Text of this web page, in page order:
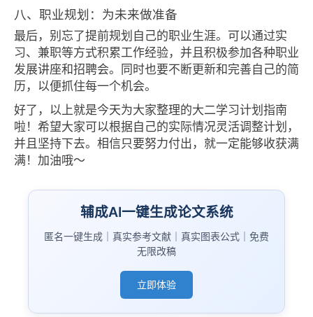
八、职业规划：为未来做准备
最后，别忘了提前规划自己的职业生涯。可以通过实
习、兼职等方式积累工作经验，并且积极参加各种职业
发展讲座和招聘会。同时也要不断更新和完善自己的简
历，以便抓住每一个机会。
好了，以上就是今天为大家整理的大二学习计划指南
啦！希望大家可以根据自己的实际情况灵活调整计划，
并且坚持下去。相信只要努力付出，就一定能够收获满
满！加油哦～
辅成AI一键生成论文系统
匿名一键生成｜真实参考文献｜真实图表公式｜免费
无限改稿
立即体验